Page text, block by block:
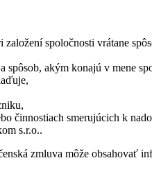
spoločnosti vrátane
akým konajú v mene
činnostiach smerujúcich k
s.r.o..
zmluva môže obsahovať